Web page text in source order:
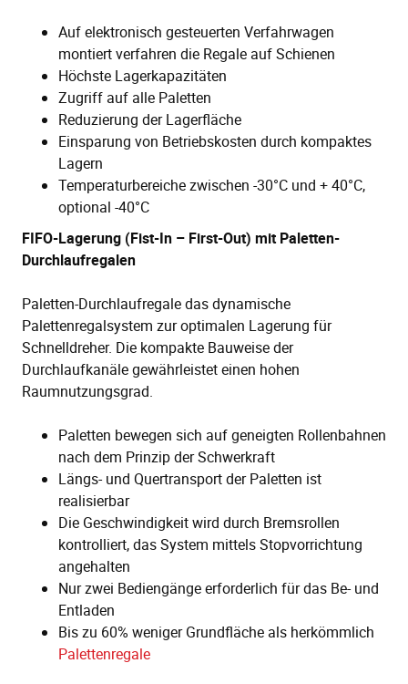
Auf elektronisch gesteuerten Verfahrwagen
montiert verfahren die Regale auf Schienen
Höchste Lagerkapazitäten
Zugriff auf alle Paletten
Reduzierung der Lagerfläche
Einsparung von Betriebskosten durch kompaktes
Lagern
Temperaturbereiche zwischen -30°C und + 40°C,
optional -40°C
FIFO-Lagerung (Fist-In – First-Out) mit Paletten-
Durchlaufregalen
Paletten-Durchlaufregale das dynamische
Palettenregalsystem zur optimalen Lagerung für
Schnelldreher. Die kompakte Bauweise der
Durchlaufkanäle gewährleistet einen hohen
Raumnutzungsgrad.
Paletten bewegen sich auf geneigten Rollenbahnen
nach dem Prinzip der Schwerkraft
Längs- und Quertransport der Paletten ist
realisierbar
Die Geschwindigkeit wird durch Bremsrollen
kontrolliert, das System mittels Stopvorrichtung
angehalten
Nur zwei Bediengänge erforderlich für das Be- und
Entladen
Bis zu 60% weniger Grundfläche als herkömmlich
Palettenregale